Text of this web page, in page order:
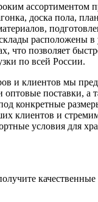
ассортиментом
доска пола,
расположены в
что позволяет
по всей России.
и клиентов мы
оптовые поставки, а
под конкретные
клиентов и
условия для